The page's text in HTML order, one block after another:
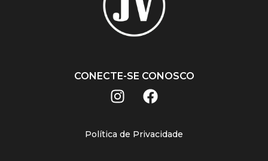
CONECTE-SE CONOSCO
Política de Privacidade